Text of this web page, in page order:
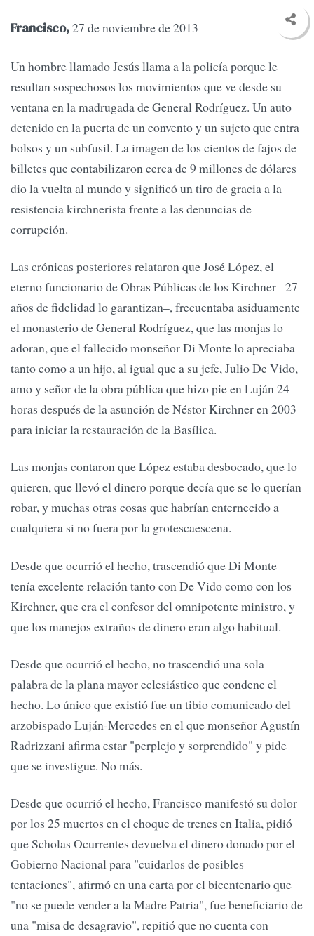
Francisco,27 de noviembre de 2013
Un hombre llamado Jesús llama a la policía porque le
resultan sospechosos los movimientos que ve desde su
ventana en la madrugada de General Rodríguez. Un auto
detenido en la puerta de un convento y un sujeto que entra
bolsos y un subfusil. La imagen de los cientos de fajos de
billetes que contabilizaron cerca de 9 millones de dólares
dio la vuelta al mundo y significó un tiro de gracia a la
resistencia kirchnerista frente a las denuncias de
corrupción.
Las crónicas posteriores relataron que José López, el
eterno funcionario de Obras Públicas de los Kirchner –27
años de fidelidad lo garantizan–, frecuentaba asiduamente
el monasterio de General Rodríguez, que las monjas lo
adoran, que el fallecido monseñor Di Monte lo apreciaba
tanto como a un hijo, al igual que a su jefe, Julio De Vido,
amo y señor de la obra pública que hizo pie en Luján 24
horas después de la asunción de Néstor Kirchner en 2003
para iniciar la restauración de la Basílica.
Las monjas contaron que López estaba desbocado, que lo
quieren, que llevó el dinero porque decía que se lo querían
robar, y muchas otras cosas que habrían enternecido a
cualquiera si no fuera por la grotescaescena.
Desde que ocurrió el hecho, trascendió que Di Monte
tenía excelente relación tanto con De Vido como con los
Kirchner, que era el confesor del omnipotente ministro, y
que los manejos extraños de dinero eran algo habitual.
Desde que ocurrió el hecho, no trascendió una sola
palabra de la plana mayor eclesiástico que condene el
hecho. Lo único que existió fue un tibio comunicado del
arzobispado Luján-Mercedes en el que monseñor Agustín
Radrizzani afirma estar "perplejo y sorprendido" y pide
que se investigue. No más.
Desde que ocurrió el hecho, Francisco manifestó su dolor
por los 25 muertos en el choque de trenes en Italia, pidió
que Scholas Ocurrentes devuelva el dinero donado por el
Gobierno Nacional para "cuidarlos de posibles
tentaciones", afirmó en una carta por el bicentenario que
"no se puede vender a la Madre Patria", fue beneficiario de
una "misa de desagravio", repitió que no cuenta con